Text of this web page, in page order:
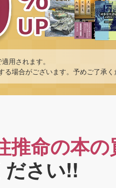
用されます。
場合がございます。予めご了承く
推命の本の
ださい!!